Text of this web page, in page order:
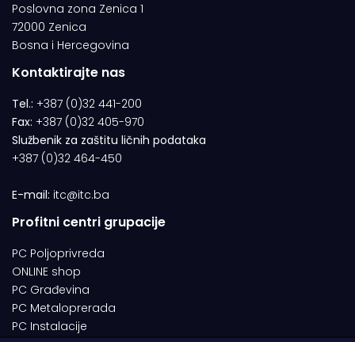
Poslovna zona Zenica 1
72000 Zenica
Bosna i Hercegovina
Kontaktirajte nas
Tel.: +387 (0)32 441-200
Fax: +387 (0)32 405-970
Službenik za zaštitu ličnih podataka
+387 (0)32 464-450
E-mail: itc@itc.ba
Profitni centri grupacije
PC Poljoprivreda
ONLINE shop
PC Građevina
PC Metaloprerada
PC Instalacije